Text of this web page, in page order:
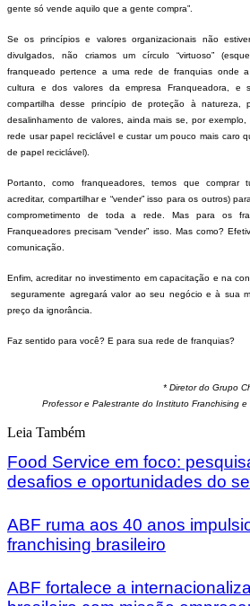
gente só vende aquilo que a gente compra”.
Se os princípios e valores organizacionais não
divulgados, não criamos um círculo “virtuoso”
franqueado pertence a uma rede de franquias onde
cultura e dos valores da empresa Franqueadora, e
compartilha desse princípio de proteção à natureza,
desalinhamento de valores, ainda mais se, por
rede usar papel reciclável e custar um pouco mais caro
de papel reciclável).
Portanto, como franqueadores, temos que comprar
acreditar, compartilhar e “vender” isso para os outros)
comprometimento de toda a rede. Mas para os
Franqueadores precisam “vender” isso. Mas como?
comunicação.
Enfim, acreditar no investimento em capacitação e na
seguramente agregará valor ao seu negócio e à sua
preço da ignorância.
Faz sentido para você? E para sua rede de franquias?
* Diretor do Grupo
Professor e Palestrante do Instituto Franchising e
Leia Também
Food Service em foco:
desafios e oportunidades do
ABF ruma aos 40 anos
franchising brasileiro
ABF fortalece a